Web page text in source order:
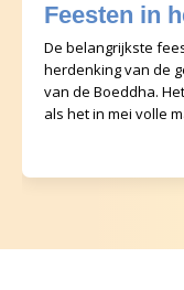
Feesten in
De belangrijkste
herdenking van de
van de Boeddha.
als het in mei volle